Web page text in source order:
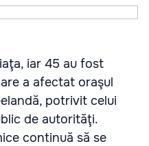
iar 45 au fost
a afectat oraşul
potrivit celui
de autorităţi.
continuă să se